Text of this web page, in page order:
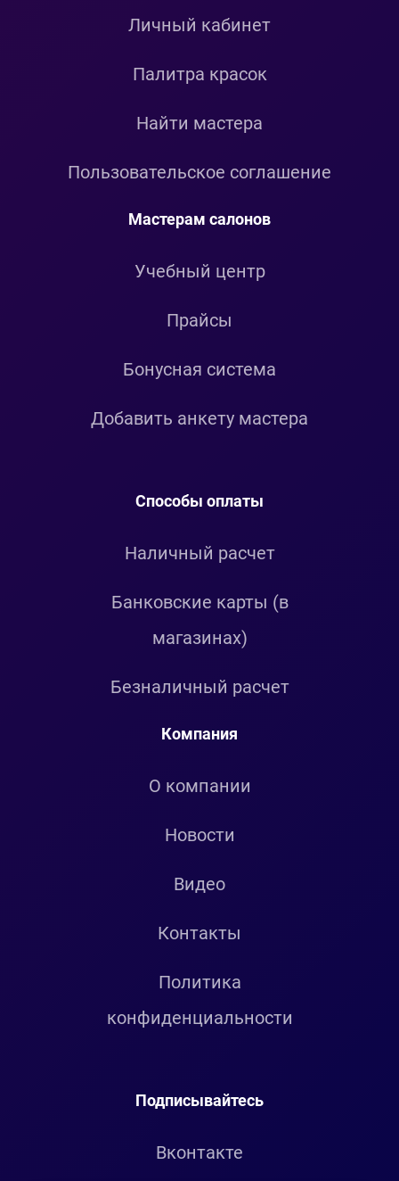
Личный кабинет
Палитра красок
Найти мастера
Пользовательское соглашение
Мастерам салонов
Учебный центр
Прайсы
Бонусная система
Добавить анкету мастера
Способы оплаты
Наличный расчет
Банковские карты (в
магазинах)
Безналичный расчет
Компания
О компании
Новости
Видео
Контакты
Политика
конфиденциальности
Подписывайтесь
Вконтакте